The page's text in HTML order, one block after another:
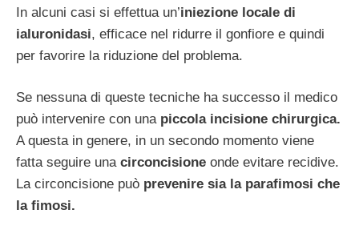
In alcuni casi si effettua un’iniezione locale di
ialuronidasi, efficace nel ridurre il gonfiore e quindi
per favorire la riduzione del problema.
Se nessuna di queste tecniche ha successo il medico
può intervenire con unapiccola incisione chirurgica.
A questa in genere, in un secondo momento viene
fatta seguire una circoncisione onde evitare recidive.
La circoncisione può prevenire sia la parafimosi che
la fimosi.